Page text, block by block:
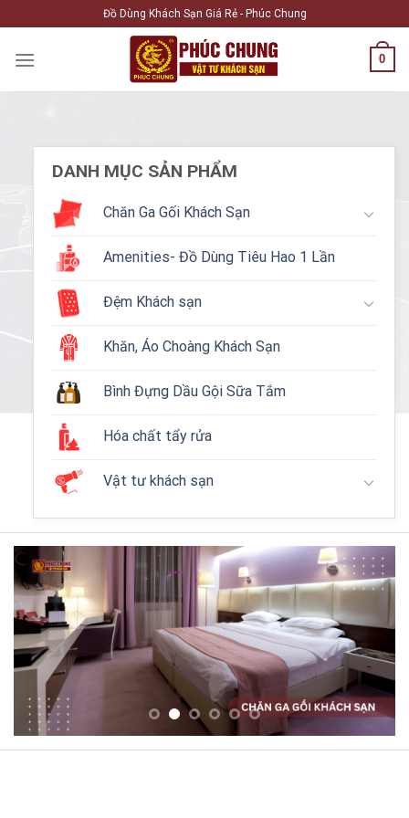
to
content
Đồ Dùng Khách Sạn Giá Rẻ - Phúc Chung
0
DANH MỤC SẢN PHẨM
Chăn Ga Gối Khách Sạn
Amenities- Đồ Dùng Tiêu Hao 1 Lần
Đệm Khách sạn
Khăn, Áo Choàng Khách Sạn
Bình Đựng Dầu Gội Sữa Tắm
Hóa chất tẩy rửa
Vật tư khách sạn